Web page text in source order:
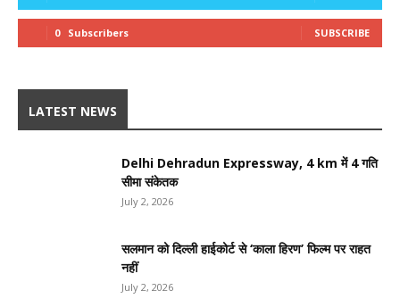
0 Subscribers SUBSCRIBE
LATEST NEWS
Delhi Dehradun Expressway, 4 km में 4 गति
सीमा संकेतक
July 2, 2026
सलमान को दिल्ली हाईकोर्ट से ‘काला हिरण’ फिल्म पर राहत
नहीं
July 2, 2026